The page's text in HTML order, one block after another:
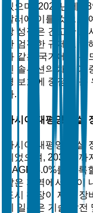
있으며, 2025년에
달러에 이를 것으로
장 성장은 견고한
한 엄격한 규제로
와 같은 국가에서
인 솔루션의 채택이
경 보호에 중점을
다.
아시아 태평양 제설
아시아 태평양 제설
되었으며, 2035년
CAGR 4.0%를 기
같은 지역에서 눈이
도시 확장이 제설
히 일본은 기술 발